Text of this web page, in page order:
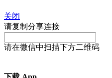
关闭
请复制分享连接
请在微信中扫描下方二维码